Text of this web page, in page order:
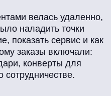
велась удаленно,
наладить точки
показать сервис и как
заказы включали:
конверты для